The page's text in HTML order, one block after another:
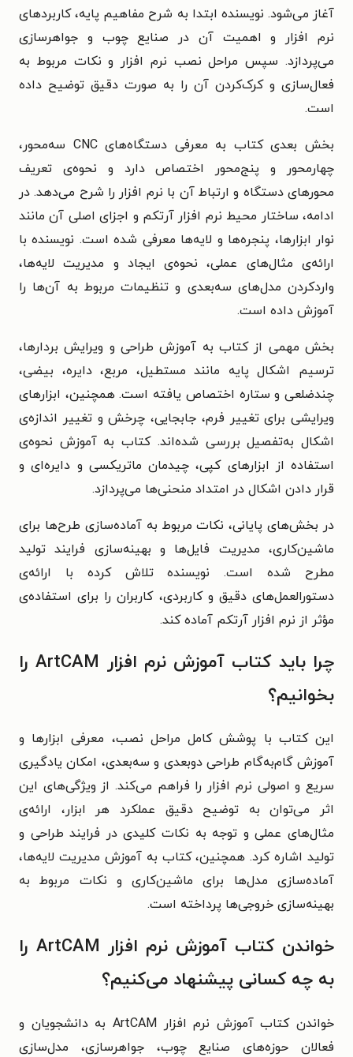
آغاز می‌شود. نویسنده ابتدا به شرح مفاهیم پایه، کاربردهای
نرم افزار و اهمیت آن در صنایع چوب و جواهرسازی
می‌پردازد. سپس مراحل نصب نرم افزار و نکات مربوط به
فعال‌سازی و کرک‌کردن آن را به‌ صورت دقیق توضیح داده
است.
بخش بعدی کتاب به معرفی دستگاه‌های CNC سه‌محور،
چهارمحور و پنج‌محور اختصاص دارد و نحوه‌ی تعریف
محورهای دستگاه و ارتباط آن با نرم افزار را شرح می‌دهد. در
ادامه، ساختار محیط نرم افزار آرتکم و اجزای اصلی آن مانند
نوار ابزارها، پنجره‌ها و لایه‌ها معرفی شده است. نویسنده با
ارائه‌ی مثال‌های عملی، نحوه‌ی ایجاد و مدیریت لایه‌ها،
واردکردن مدل‌های سه‌بعدی و تنظیمات مربوط به آن‌ها را
آموزش داده است.
بخش مهمی از کتاب به آموزش طراحی و ویرایش بردارها،
ترسیم اشکال پایه مانند مستطیل، مربع، دایره، بیضی،
چندضلعی و ستاره اختصاص یافته است. همچنین، ابزارهای
ویرایشی برای تغییر فرم، جابجایی، چرخش و تغییر اندازه‌ی
اشکال به‌تفصیل بررسی شده‌اند. کتاب به آموزش نحوه‌ی
استفاده از ابزارهای کپی، چیدمان ماتریکسی و دایره‌ای و
قرار دادن اشکال در امتداد منحنی‌ها می‌پردازد.
در بخش‌های پایانی، نکات مربوط به آماده‌سازی طرح‌ها برای
ماشین‌کاری، مدیریت فایل‌ها و بهینه‌سازی فرایند تولید
مطرح شده است. نویسنده تلاش کرده با ارائه‌ی
دستورالعمل‌های دقیق و کاربردی، کاربران را برای استفاده‌ی
مؤثر از نرم افزار آرتکم آماده کند.
چرا باید کتاب آموزش نرم افزار ArtCAM را
بخوانیم؟
این کتاب با پوشش کامل مراحل نصب، معرفی ابزارها و
آموزش گام‌به‌گام طراحی دوبعدی و سه‌بعدی، امکان یادگیری
سریع و اصولی نرم افزار را فراهم می‌کند. از ویژگی‌های این
اثر می‌توان به توضیح دقیق عملکرد هر ابزار، ارائه‌ی
مثال‌های عملی و توجه به نکات کلیدی در فرایند طراحی و
تولید اشاره کرد. همچنین، کتاب به آموزش مدیریت لایه‌ها،
آماده‌سازی مدل‌ها برای ماشین‌کاری و نکات مربوط به
بهینه‌سازی خروجی‌ها پرداخته است.
خواندن کتاب آموزش نرم افزار ArtCAM را
به چه کسانی پیشنهاد می‌کنیم؟
خواندن کتاب آموزش نرم افزار ArtCAM به دانشجویان و
فعالان حوزه‌های صنایع چوب، جواهرسازی، مدل‌سازی